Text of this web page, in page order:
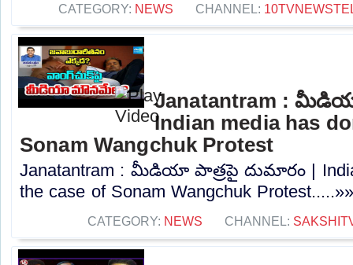
CATEGORY: NEWS CHANNEL:
Janatantram :
Indian media has
Sonam Wangchuk Protest
Janatantram : మీడియా పాత్రపై దుమారం |
the case of Sonam Wangchuk
CATEGORY: NEWS CHANNEL: